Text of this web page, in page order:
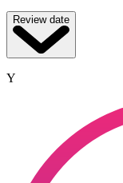
Review date
Y